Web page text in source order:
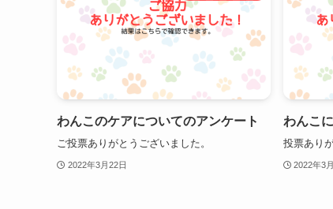
わんこのケアについてのアンケート
ご投票ありがとうございました。
2022年3月22日
わんこ
投票あり
2022年3